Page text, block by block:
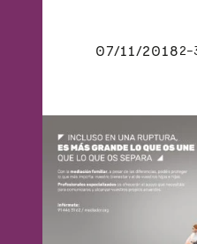
07/11/2018